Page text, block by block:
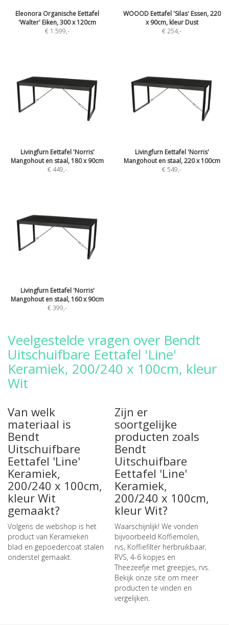
Eleonora Organische Eettafel
'Walter' Eiken, 300 x 120cm
€ 1.599,-
WOOOD Eettafel 'Silas' Essen, 220
x 90cm, kleur Dust
€ 254,-
Livingfurn Eettafel 'Norris'
Mangohout en staal, 180 x 90cm
€ 449,-
Livingfurn Eettafel 'Norris'
Mangohout en staal, 220 x 100cm
€ 549,-
Livingfurn Eettafel 'Norris'
Mangohout en staal, 160 x 90cm
€ 399,-
Veelgestelde vragen over Bendt
Uitschuifbare Eettafel 'Line'
Keramiek, 200/240 x 100cm, kleur
Wit
Van welk
materiaal is
Bendt
Uitschuifbare
Eettafel 'Line'
Keramiek,
200/240 x 100cm,
kleur Wit
gemaakt?
Volgens de webshop is het
product van Keramieken
blad en gepoedercoat stalen
onderstel gemaakt.
Zijn er
soortgelijke
producten zoals
Bendt
Uitschuifbare
Eettafel 'Line'
Keramiek,
200/240 x 100cm,
kleur Wit?
Waarschijnlijk! We vonden
bijvoorbeeld Koffiemolen,
rvs, Koffiefilter herbruikbaar,
RVS, 4-6 kopjes en
Theezeefje met greepjes, rvs.
Bekijk onze site om meer
producten te vinden en
vergelijken.